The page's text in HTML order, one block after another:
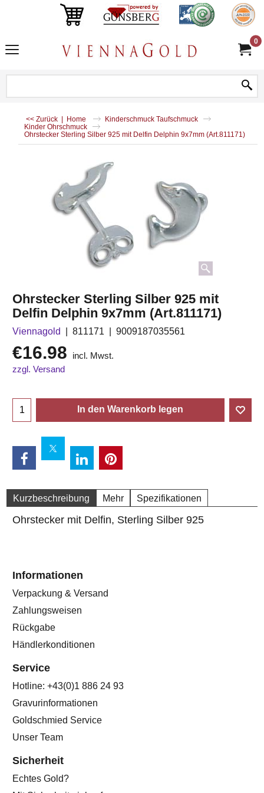
0
<< Zurück | Home
Kinderschmuck Taufschmuck
Kinder Ohrschmuck
Ohrstecker Sterling Silber 925 mit Delfin Delphin 9x7mm (Art.811171)
Ohrstecker Sterling Silber 925 mit
Delfin Delphin 9x7mm (Art.811171)
Viennagold 811171 9009187035561
€16.98
incl. Mwst.
zzgl. Versand
In den Warenkorb legen
Kurzbeschreibung Mehr Spezifikationen
Ohrstecker mit Delfin, Sterling Silber 925
Informationen
Verpackung & Versand
Zahlungsweisen
Rückgabe
Händlerkonditionen
Service
Hotline: +43(0)1 886 24 93
Gravurinformationen
Goldschmied Service
Unser Team
Sicherheit
Echtes Gold?